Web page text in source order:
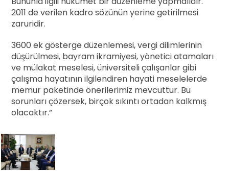
2011 de verilen kadro sözünün yerine getirilmesi
zaruridir.
3600 ek gösterge düzenlemesi, vergi dilimlerinin
düşürülmesi, bayram ikramiyesi, yönetici atamaları
ve mülakat meselesi, üniversiteli çalışanlar gibi
çalışma hayatının ilgilendiren hayati meselelerde
memur paketinde önerilerimiz mevcuttur. Bu
sorunları çözersek, birçok sıkıntı ortadan kalkmış
olacaktır.”